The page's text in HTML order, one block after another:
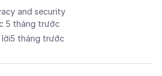
and security
5 tháng trước
5 tháng trước